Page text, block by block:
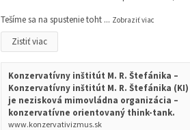
Tešíme sa na spustenie toht ... Zobraziť viac
Zistiť viac
Konzervatívny inštitút M. R. Štefánika –
Konzervatívny inštitút M. R. Štefánika (KI)
je nezisková mimovládna organizácia –
konzervatívne orientovaný think-tank.
www.konzervativizmus.sk